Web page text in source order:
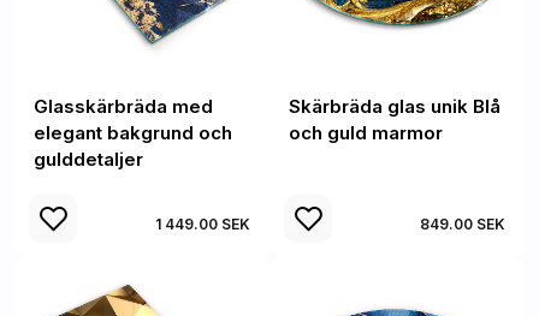
Glasskärbräda med
elegant bakgrund och
gulddetaljer
1 449.00 SEK
Skärbräda glas unik Blå
och guld marmor
849.00 SEK